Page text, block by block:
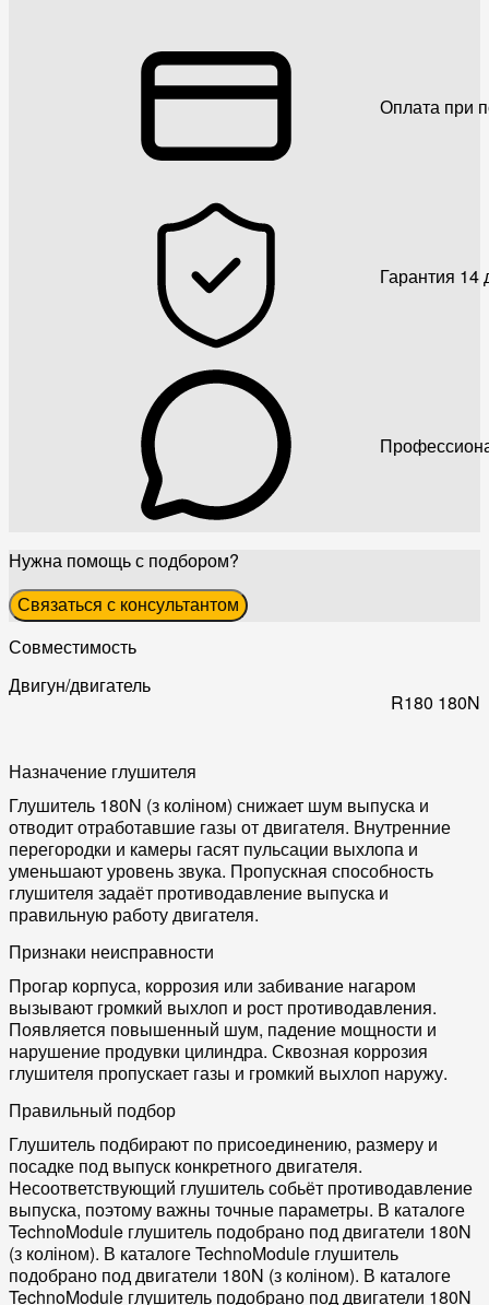
Оплата при
Гарантия 14
Нужна помощь с подбором?
Связаться с консультантом
Совместимость
Двигун/двигатель
R180 180N
Назначение глушителя
Глушитель 180N (з коліном) снижает шум выпуска и
отводит отработавшие газы от двигателя. Внутренние
перегородки и камеры гасят пульсации выхлопа и
уменьшают уровень звука. Пропускная способность
глушителя задаёт противодавление выпуска и
правильную работу двигателя.
Признаки неисправности
Прогар корпуса, коррозия или забивание нагаром
вызывают громкий выхлоп и рост противодавления.
Появляется повышенный шум, падение мощности и
нарушение продувки цилиндра. Сквозная коррозия
глушителя пропускает газы и громкий выхлоп наружу.
Правильный подбор
Глушитель подбирают по присоединению, размеру и
посадке под выпуск конкретного двигателя.
Несоответствующий глушитель собьёт противодавление
выпуска, поэтому важны точные параметры. В каталоге
TechnoModule глушитель подобрано под двигатели 180N
(з коліном). В каталоге TechnoModule глушитель
подобрано под двигатели 180N (з коліном). В каталоге
TechnoModule глушитель подобрано под двигатели 180N